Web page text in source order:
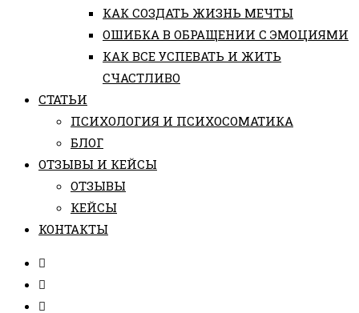
КАК СОЗДАТЬ ЖИЗНЬ МЕЧТЫ
ОШИБКА В ОБРАЩЕНИИ С ЭМОЦИЯМИ
КАК ВСЕ УСПЕВАТЬ И ЖИТЬ
СЧАСТЛИВО
СТАТЬИ
ПCИХОЛОГИЯ И ПСИХОСОМАТИКА
БЛОГ
ОТЗЫВЫ И КЕЙСЫ
ОТЗЫВЫ
КЕЙСЫ
КОНТАКТЫ